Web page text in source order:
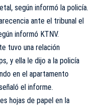
según informó la policía.
ante el tribunal el
informó KTNV.
tuvo una relación
y ella le dijo a la policía
en el apartamento
el informe.
hojas de papel en la